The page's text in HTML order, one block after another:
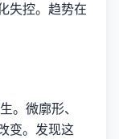
失控。趋势在
。微廓形、
变。发现这